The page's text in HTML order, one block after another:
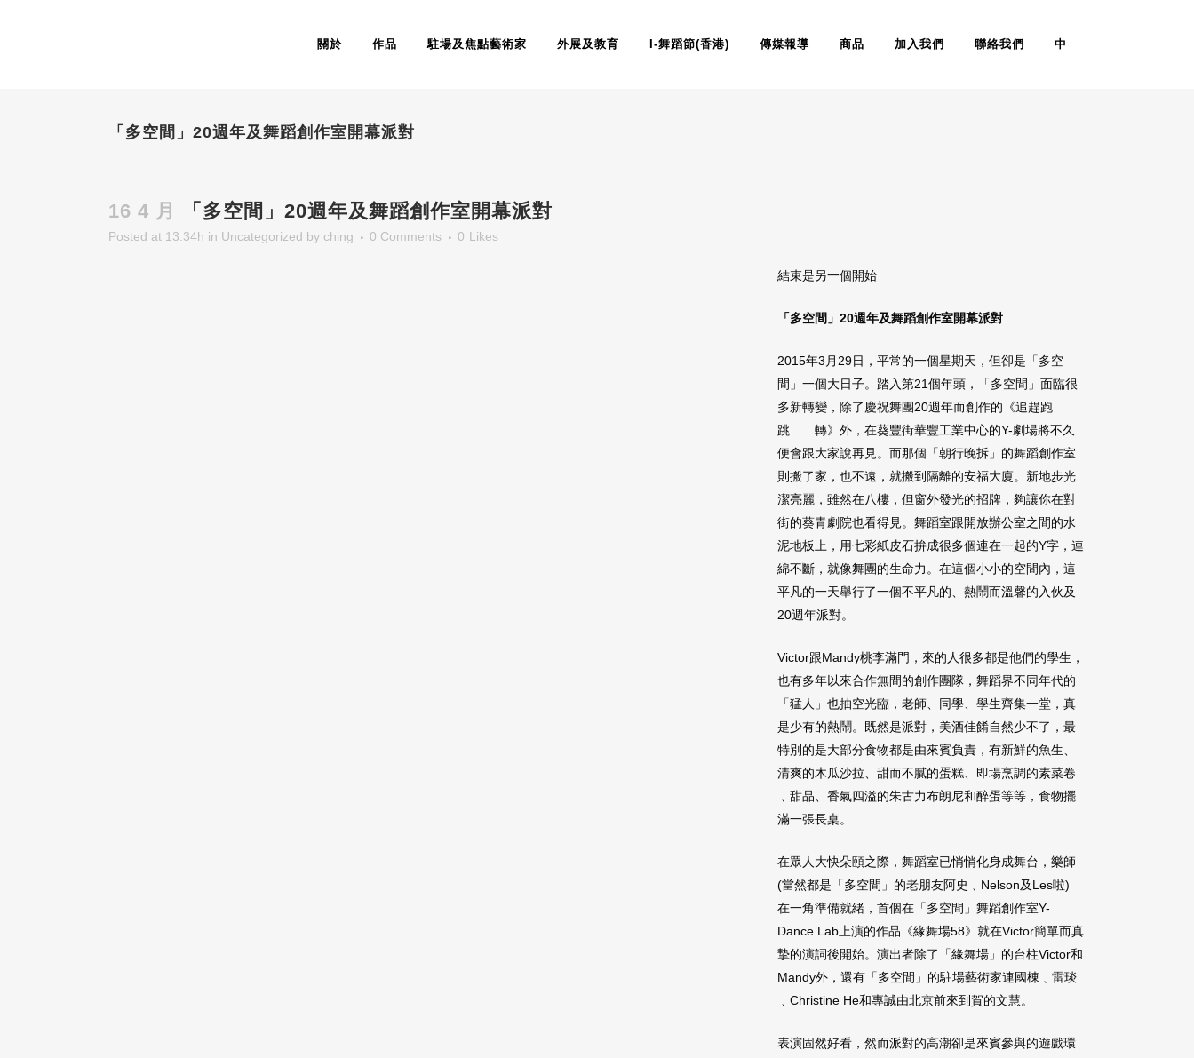
關於 作品 駐場及焦點藝術家 外展及教育 I-舞蹈節(香港) 傳媒報導 商品 加入我們 聯絡我們 中
「多空間」20週年及舞蹈創作室開幕派對
16 4 月 「多空間」20週年及舞蹈創作室開幕派對
Posted at 13:34h in Uncategorized by ching 0 Comments 0 Likes
結束是另一個開始
「多空間」20週年及舞蹈創作室開幕派對
2015年3月29日，平常的一個星期天，但卻是「多空
間」一個大日子。踏入第21個年頭，「多空間」面臨很
多新轉變，除了慶祝舞團20週年而創作的《追趕跑
跳……轉》外，在葵豐街華豐工業中心的Y-劇場將不久
便會跟大家說再見。而那個「朝行晚拆」的舞蹈創作室
則搬了家，也不遠，就搬到隔離的安福大廈。新地步光
潔亮麗，雖然在八樓，但窗外發光的招牌，夠讓你在對
街的葵青劇院也看得見。舞蹈室跟開放辦公室之間的水
泥地板上，用七彩紙皮石拚成很多個連在一起的Y字，連
綿不斷，就像舞團的生命力。在這個小小的空間內，這
平凡的一天舉行了一個不平凡的、熱鬧而溫馨的入伙及
20週年派對。
Victor跟Mandy桃李滿門，來的人很多都是他們的學生，
也有多年以來合作無間的創作團隊，舞蹈界不同年代的
「猛人」也抽空光臨，老師、同學、學生齊集一堂，真
是少有的熱鬧。既然是派對，美酒佳餚自然少不了，最
特別的是大部分食物都是由來賓負責，有新鮮的魚生、
清爽的木瓜沙拉、甜而不膩的蛋糕、即場烹調的素菜卷
﹑甜品、香氣四溢的朱古力布朗尼和醉蛋等等，食物擺
滿一張長桌。
在眾人大快朵頤之際，舞蹈室已悄悄化身成舞台，樂師
(當然都是「多空間」的老朋友阿史﹑Nelson及Les啦)
在一角準備就緒，首個在「多空間」舞蹈創作室Y-
Dance Lab上演的作品《緣舞場58》就在Victor簡單而真
摯的演詞後開始。演出者除了「緣舞場」的台柱Victor和
Mandy外，還有「多空間」的駐場藝術家連國棟﹑雷琰
﹑Christine He和專誠由北京前來到賀的文慧。
表演固然好看，然而派對的高潮卻是來賓參與的遊戲環